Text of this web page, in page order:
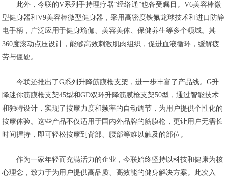
此外，今联的V系列手持理疗器“经络通”也备受瞩目。V6美容棒微
型健身器和V9美容棒微型健身器，采用高密度铁氟龙球技术和进口防静
电手柄，广泛应用于健身瑜伽、美容美体、保健养生等多个领域。其
360度滚动点压设计，能够高效刺激肌肉组织，促进血液循环，缓解疲
劳与僵硬。
今联还推出了G系列升降筋膜枪支架，进一步丰富了产品线。G升
降迷你筋膜枪支架45型和GD双环升降筋膜枪支架50型，通过智能技术
和独特设计，实现了按摩力度和频率的自动调节，为用户提供个性化的
按摩体验。这些产品不仅适用于国内外品牌的筋膜枪，更让用户无需长
时间握持，即可轻松按摩到背部、腰部等难以触及的部位。
作为一家年轻而充满活力的企业，今联始终坚持以科技和健康为核
心理念，致力于为用户提供高品质、高效能的健身解决方案。此次入